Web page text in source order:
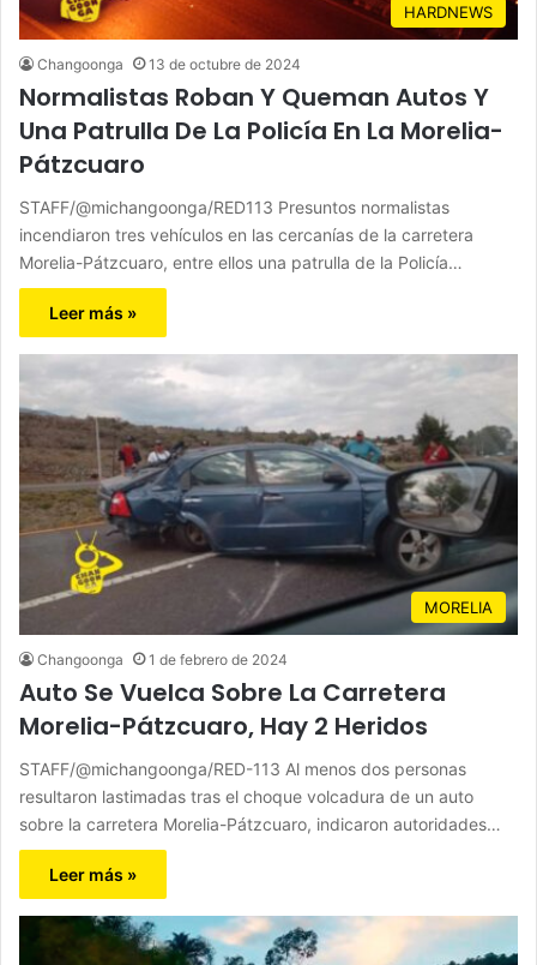
HARDNEWS
Changoonga 13 de octubre de 2024
Normalistas Roban Y Queman Autos Y
Una Patrulla De La Policía En La Morelia-
Pátzcuaro
STAFF/@michangoonga/RED113 Presuntos normalistas
incendiaron tres vehículos en las cercanías de la carretera
Morelia-Pátzcuaro, entre ellos una patrulla de la Policía…
Leer más »
MORELIA
Changoonga 1 de febrero de 2024
Auto Se Vuelca Sobre La Carretera
Morelia-Pátzcuaro, Hay 2 Heridos
STAFF/@michangoonga/RED-113 Al menos dos personas
resultaron lastimadas tras el choque volcadura de un auto
sobre la carretera Morelia-Pátzcuaro, indicaron autoridades…
Leer más »